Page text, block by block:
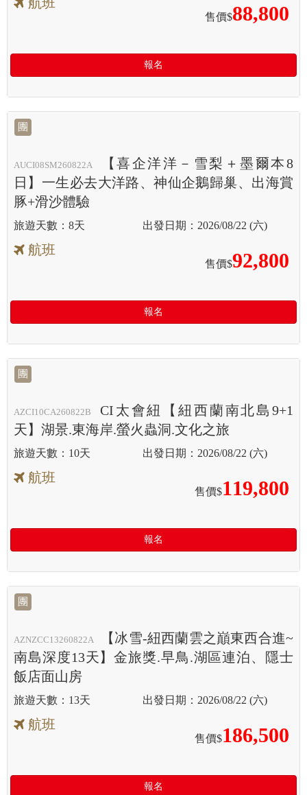
售價$88,800
報名
團
AUCI08SM260822A
【喜企洋洋－雪梨＋墨爾本8
日】一生必去大洋路、神仙企鵝歸巢、出海賞
豚+滑沙體驗
8天 2026/08/22 (六)
航班
售價$92,800
報名
團
AZCI10CA260822B
CI太會紐【紐西蘭南北島9+1
天】湖景.東海岸.螢火蟲洞.文化之旅
10天 2026/08/22 (六)
航班
售價$119,800
報名
團
AZNZCC13260822A
【冰雪-紐西蘭雲之巔東西合進~
南島深度13天】金旅獎.早鳥.湖區連泊、隱士
飯店面山房
13天 2026/08/22 (六)
航班
售價$186,500
報名